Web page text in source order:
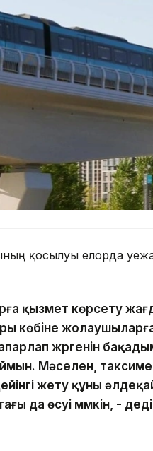
қосылуы елорда
қызмет көрсету
көбіне
жүргенін
Мәселен,
жету құны
да өсуі мүмкін, -